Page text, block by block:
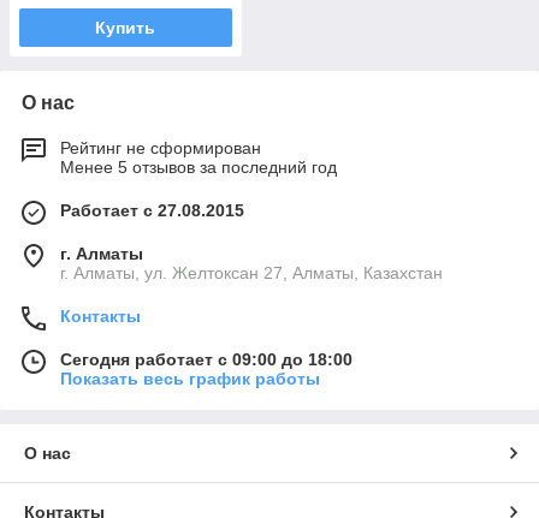
Купить
О нас
Рейтинг не сформирован
Менее 5 отзывов за последний год
Работает с 27.08.2015
г. Алматы
г. Алматы, ул. Желтоксан 27, Алматы, Казахстан
Контакты
Сегодня работает с 09:00 до 18:00
Показать весь график работы
О нас
Контакты